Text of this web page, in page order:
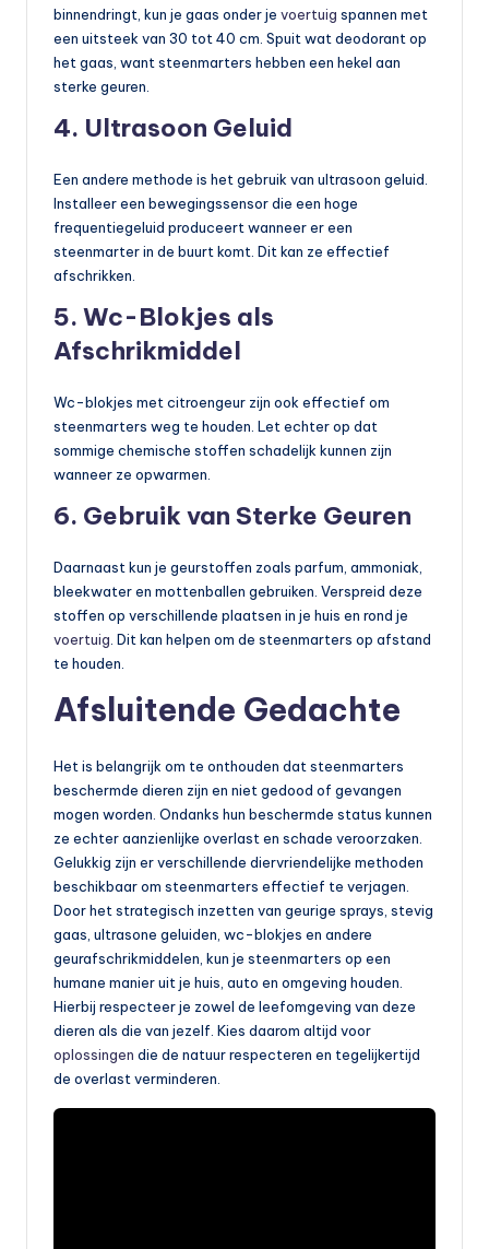
binnendringt, kun je gaas onder je voertuig spannen met
een uitsteek van 30 tot 40 cm. Spuit wat deodorant op
het gaas, want steenmarters hebben een hekel aan
sterke geuren.
4. Ultrasoon Geluid
Een andere methode is het gebruik van ultrasoon geluid.
Installeer een bewegingssensor die een hoge
frequentiegeluid produceert wanneer er een
steenmarter in de buurt komt. Dit kan ze effectief
afschrikken.
5. Wc-Blokjes als
Afschrikmiddel
Wc-blokjes met citroengeur zijn ook effectief om
steenmarters weg te houden. Let echter op dat
sommige chemische stoffen schadelijk kunnen zijn
wanneer ze opwarmen.
6. Gebruik van Sterke Geuren
Daarnaast kun je geurstoffen zoals parfum, ammoniak,
bleekwater en mottenballen gebruiken. Verspreid deze
stoffen op verschillende plaatsen in je huis en rond je
voertuig . Dit kan helpen om de steenmarters op afstand
te houden.
Afsluitende Gedachte
Het is belangrijk om te onthouden dat steenmarters
beschermde dieren zijn en niet gedood of gevangen
mogen worden. Ondanks hun beschermde status kunnen
ze echter aanzienlijke overlast en schade veroorzaken.
Gelukkig zijn er verschillende diervriendelijke methoden
beschikbaar om steenmarters effectief te verjagen.
Door het strategisch inzetten van geurige sprays, stevig
gaas, ultrasone geluiden, wc-blokjes en andere
geurafschrikmiddelen, kun je steenmarters op een
humane manier uit je huis, auto en omgeving houden.
Hierbij respecteer je zowel de leefomgeving van deze
dieren als die van jezelf. Kies daarom altijd voor
oplossingen die de natuur respecteren en tegelijkertijd
de overlast verminderen.